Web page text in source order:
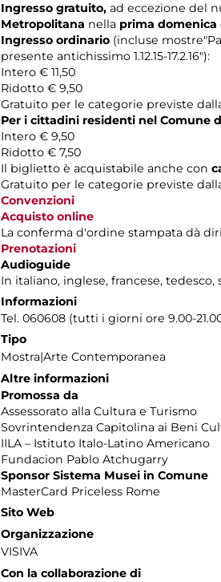
Ingresso gratuito, ad eccezione del
Metropolitana nella prima domenica
Ingresso ordinario (incluse
presente antichissimo 1.12.15-17.2.16"):
Intero € 11,50
Ridotto € 9,50
Gratuito per le categorie previste
Per i cittadini residenti nel Comune
Intero € 9,50
Ridotto € 7,50
Il biglietto è acquistabile anche con
Gratuito per le categorie previste
Convenzioni
Acquisto online
La conferma d'ordine stampata dà
Prenotazioni
Audioguide
In italiano, inglese, francese, tedesco,
Informazioni
Tel. 060608 (tutti i giorni ore 9.00-
Tipo
Mostra|Arte Contemporanea
Altre informazioni
Promossa da
Assessorato alla Cultura e Turismo
Sovrintendenza Capitolina ai Beni
IILA – Istituto Italo-Latino Americano
Fundacion Pablo Atchugarry
Sponsor Sistema Musei in Comune
MasterCard Priceless Rome
Sito Web
Organizzazione
VISIVA
Con la collaborazione di